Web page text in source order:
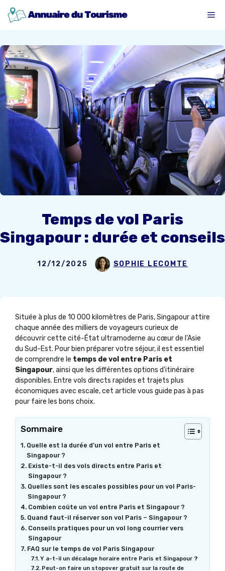
contenu
Temps de vol Paris
Singapour : durée et conseils
12/12/2025 SOPHIE LECOMTE
Située à plus de 10 000 kilomètres de Paris, Singapour attire
chaque année des milliers de voyageurs curieux de
découvrir cette cité-État ultramoderne au cœur de l’Asie
du Sud-Est. Pour bien préparer votre séjour, il est essentiel
de comprendre le temps de vol entre Paris et
Singapour, ainsi que les différentes options d’itinéraire
disponibles. Entre vols directs rapides et trajets plus
économiques avec escale, cet article vous guide pas à pas
pour faire les bons choix.
Sommaire
Quelle est la durée d’un vol entre Paris et
Singapour ?
Existe-t-il des vols directs entre Paris et
Singapour ?
Quelles sont les escales possibles pour un vol Paris-
Singapour ?
Combien coûte un vol entre Paris et Singapour ?
Quand faut-il réserver son vol Paris – Singapour ?
Conseils pratiques pour un vol long courrier vers
Singapour
FAQ sur le temps de vol Paris Singapour
Y a-t-il un décalage horaire entre Paris et Singapour ?
Peut-on faire un stopover gratuit sur la route de